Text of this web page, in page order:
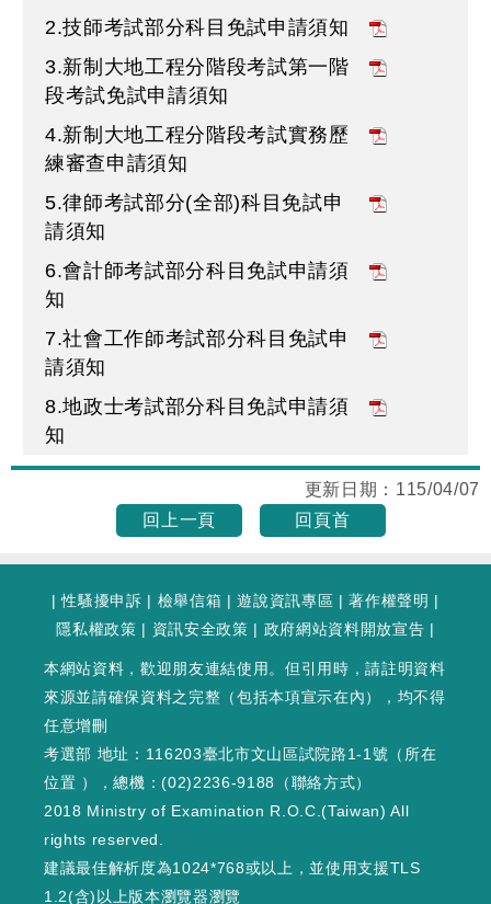
2.技師考試部分科目免試申請須知
3.新制大地工程分階段考試第一階
段考試免試申請須知
4.新制大地工程分階段考試實務歷
練審查申請須知
5.律師考試部分(全部)科目免試申
請須知
6.會計師考試部分科目免試申請須
知
7.社會工作師考試部分科目免試申
請須知
8.地政士考試部分科目免試申請須
知
更新日期： 115/04/07
回上一頁
回頁首
|性騷擾申訴 | 檢舉信箱 |遊說資訊專區 |著作權聲明 |
隱私權政策 | 資訊安全政策 | 政府網站資料開放宣告 |
本網站資料，歡迎朋友連結使用。但引用時，請註明資料
來源並請確保資料之完整（包括本項宣示在內），均不得
任意增刪
考選部 地址：116203臺北市文山區試院路1-1號（ 所在
位置 ），總機：(02)2236-9188（聯絡方式）
2018 Ministry of Examination R.O.C.(Taiwan) All
rights reserved.
建議最佳解析度為1024*768或以上，並使用支援TLS
1.2(含)以上版本瀏覽器瀏覽